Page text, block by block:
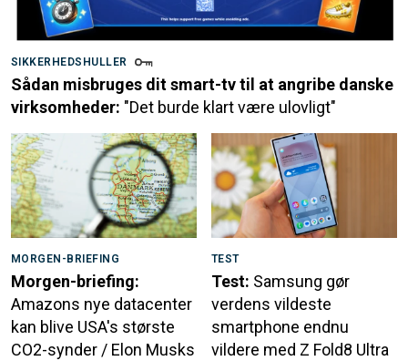
SIKKERHEDSHULLER
Sådan misbruges dit smart-tv til at angribe danske
virksomheder: "Det burde klart være ulovligt"
MORGEN-BRIEFING
Morgen-briefing:
Amazons nye datacenter
kan blive USA's største
CO2-synder / Elon Musks
TEST
Test: Samsung gør
verdens vildeste
smartphone endnu
vildere med Z Fold8 Ultra